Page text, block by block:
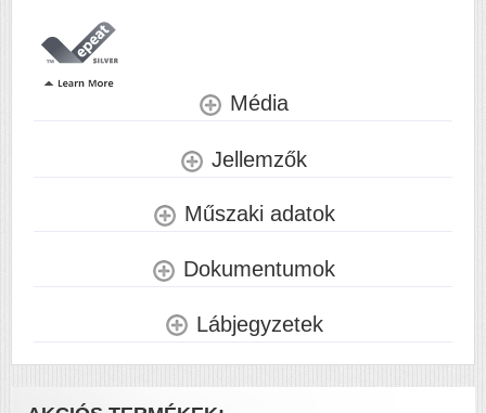
Papírsúly g/m2
Havi terhelhetőség
Tömeg (kg)
Méretek (ma x szé x mé mm)
294,4 x 418,0 x
Megjegyzés 2
Induló toner 700
Média
Jellemzők
Műszaki adatok
Dokumentumok
Lábjegyzetek